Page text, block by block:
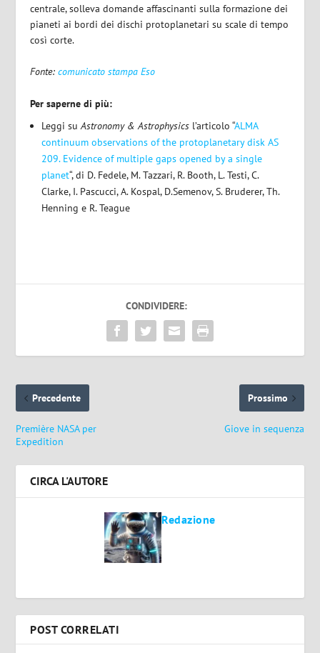
centrale, solleva domande affascinanti sulla formazione dei
pianeti ai bordi dei dischi protoplanetari su scale di tempo
così corte.
Fonte:comunicato stampa Eso
Per saperne di più:
Leggi suAstronomy & Astrophysics l’articolo “ALMA
continuum observations of the protoplanetary disk AS
209. Evidence of multiple gaps opened by a single
planet“, di D. Fedele, M. Tazzari, R. Booth, L. Testi, C.
Clarke, I. Pascucci, A. Kospal, D.Semenov, S. Bruderer, Th.
Henning e R. Teague
CONDIVIDERE:
Precedente
Première NASA per
Expedition
Prossimo
Giove in sequenza
CIRCA L'AUTORE
Redazione
POST CORRELATI